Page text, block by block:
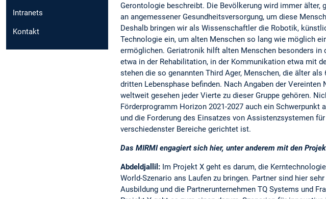
Intranets
Kontakt
Gerontologie beschreibt. Die Bevölkerung wird immer älter,
an angemessener Gesundheitsversorgung, um diese
Deshalb bringen wir als Wissenschaftler die Robotik,
Technologie ein, um alten Menschen so lang wie möglich
ermöglichen. Geriatronik hilft alten Menschen besonders in
etwa in der Rehabilitation, in der Kommunikation etwa mit
stehen die so genannten Third Ager, Menschen, die älter
dritten Lebensphase befinden. Nach Angaben der
weltweit gesehen jeder Vierte zu dieser Gruppe gehören.
Förderprogramm Horizon 2021-2027 auch ein Schwerpunkt
und die Forderung des Einsatzes von Assistenzsystemen
verschiedenster Bereiche gerichtet ist.
Das MIRMI engagiert sich hier, unter anderem mit den
Abdeldjallil: Im Projekt X geht es darum, die
World-Szenario ans Laufen zu bringen. Partner sind hier
Ausbildung und die Partnerunternehmen TQ Systems und